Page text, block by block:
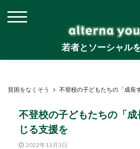
若者とソーシャル
貧困をなくそう 不登校の子どもたちの「成長
不登校の子どもたちの「
じる支援を
2022年11月3日